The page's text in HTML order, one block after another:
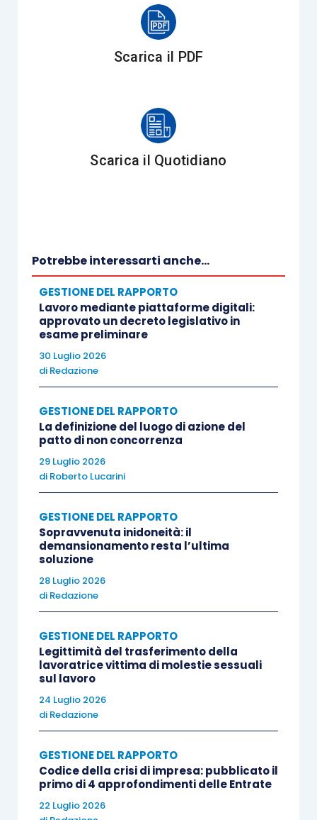
Scarica il PDF
Scarica il Quotidiano
Potrebbe interessarti anche...
GESTIONE DEL RAPPORTO
Lavoro mediante piattaforme digitali:
approvato un decreto legislativo in
esame preliminare
30 Luglio 2026
di Redazione
GESTIONE DEL RAPPORTO
La definizione del luogo di azione del
patto di non concorrenza
29 Luglio 2026
di Roberto Lucarini
GESTIONE DEL RAPPORTO
Sopravvenuta inidoneità: il
demansionamento resta l’ultima
soluzione
28 Luglio 2026
di Redazione
GESTIONE DEL RAPPORTO
Legittimità del trasferimento della
lavoratrice vittima di molestie sessuali
sul lavoro
24 Luglio 2026
di Redazione
GESTIONE DEL RAPPORTO
Codice della crisi di impresa: pubblicato il
primo di 4 approfondimenti delle Entrate
22 Luglio 2026